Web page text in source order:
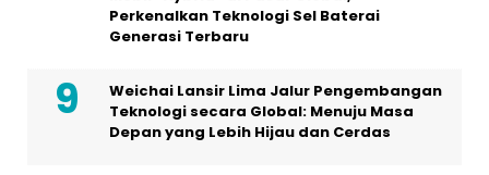
Perkenalkan Teknologi Sel Baterai
Generasi Terbaru
Weichai Lansir Lima Jalur Pengembangan
Teknologi secara Global: Menuju Masa
Depan yang Lebih Hijau dan Cerdas